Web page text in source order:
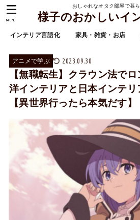
おしゃれなオタク部屋で暮
様子のおかしいイ
インテリア言語化 家具・雑貨・お店
MENU
アニメで学ぶ 2023.09.30
【無職転生】クラウン法で
洋インテリアと日本インテリ
【異世界行ったら本気だす】